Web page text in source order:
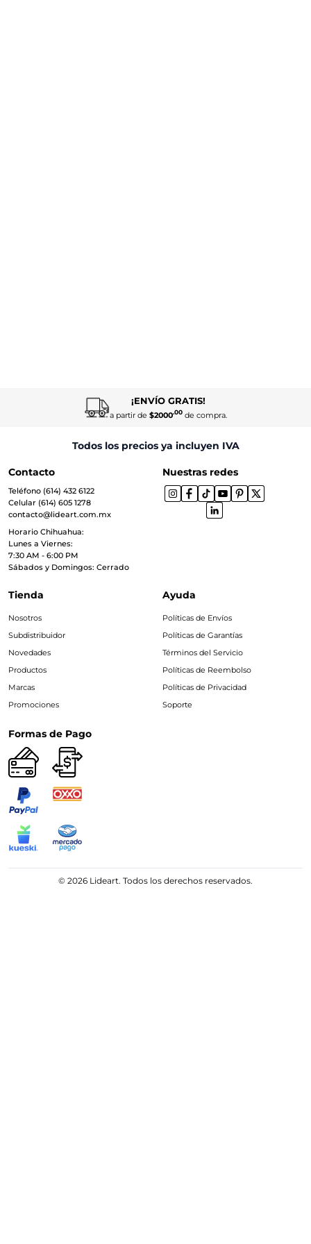
¡ENVÍO GRATIS!
a partir de $2000.00de compra.
Todos los precios ya incluyen IVA
Contacto
Teléfono (614) 432 6122
Celular (614) 605 1278
contacto@lideart.com.mx
Horario Chihuahua:
Lunes a Viernes:
7:30 AM - 6:00 PM
Sábados y Domingos: Cerrado
Nuestras redes
Tienda
Nosotros
Subdistribuidor
Novedades
Productos
Marcas
Promociones
Ayuda
Políticas de Envíos
Políticas de Garantías
Términos del Servicio
Políticas de Reembolso
Políticas de Privacidad
Soporte
Formas de Pago
© 2026 Lideart. Todos los derechos reservados.